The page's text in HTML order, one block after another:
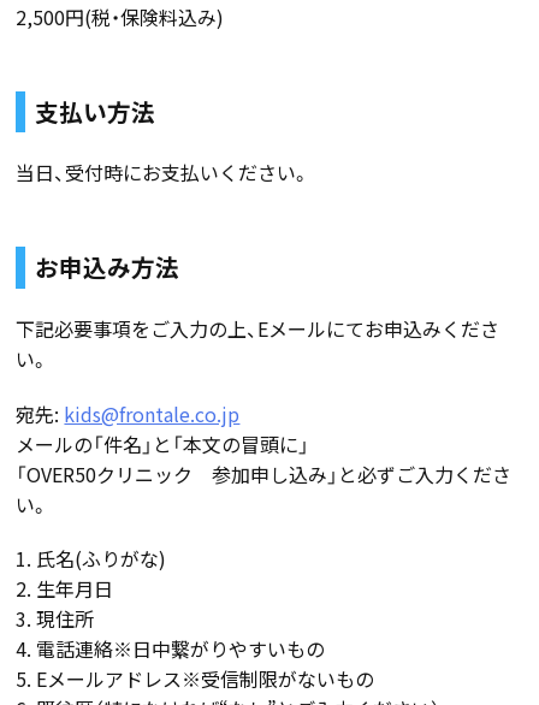
2,500円(税・保険料込み)
支払い方法
当日、受付時にお支払いください。
お申込み方法
下記必要事項をご入力の上、Eメールにてお申込みくださ
い。
宛先: kids@frontale.co.jp
メールの「件名」と「本文の冒頭に」
「OVER50クリニック 参加申し込み」と必ずご入力くださ
い。
1. 氏名(ふりがな)
2. 生年月日
3. 現住所
4. 電話連絡※日中繋がりやすいもの
5. Eメールアドレス※受信制限がないもの